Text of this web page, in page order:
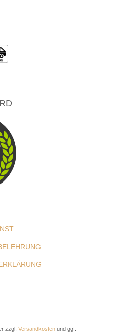
zzgl. Versandkosten und ggf.